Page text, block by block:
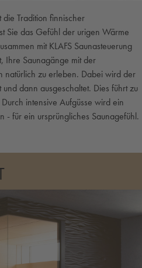
die Tradition finnischer
Sie das Gefühl der urigen Wärme
mit KLAFS Saunasteuerung
Ihre Saunagänge mit der
natürlich zu erleben. Dabei wird der
dann ausgeschaltet. Dies führt zu
intensive Aufgüsse wird ein
- für ein ursprüngliches Saunagefühl.